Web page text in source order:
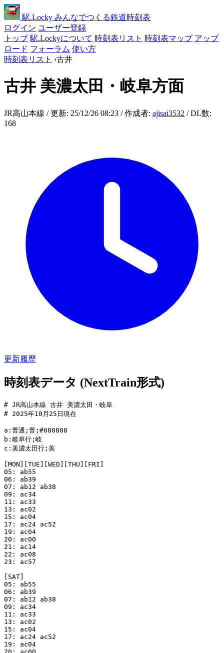
駅.Locky みんなでつくる鉄道時刻表
ログイン ユーザー登録
トップ 駅.Lockyについて 時刻表リスト 時刻表マップ アップ
ロード フォーラム 使い方
時刻表リスト ›古井
古井 美濃太田・岐阜方面
JR高山本線 / 更新: 25/12/26 08:23 / 作成者: ajisai3532 / DL数:
168
更新履歴
時刻表データ (NextTrain形式)
# JR高山本線 古井 美濃太田・岐阜
# 2025年10月25日現在
a:普通;普;#080808
b:岐阜行;岐
c:美濃太田行;美
[MON][TUE][WED][THU][FRI]
05: ab55
06: ab39
07: ab12 ab38
09: ac34
11: ac33
13: ac02
15: ac04
17: ac24 ac52
19: ac04
20: ac00
21: ac14
22: ac08
23: ac57
[SAT]
05: ab55
06: ab39
07: ab12 ab38
09: ac34
11: ac33
13: ac02
15: ac04
17: ac24 ac52
19: ac04